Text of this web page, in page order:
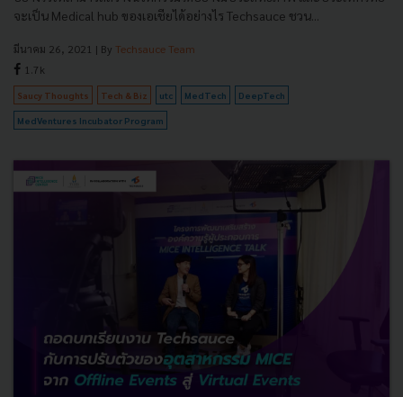
จะเป็น Medical hub ของเอเชียได้อย่างไร Techsauce ชวน...
มีนาคม 26, 2021 | By Techsauce Team
1.7k
Saucy Thoughts Tech & Biz utc MedTech DeepTech
MedVentures Incubator Program